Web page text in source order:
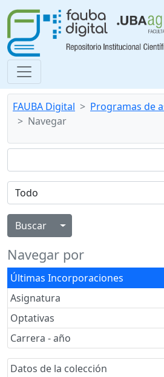
FAUBA Digital
Programas de
Navegar
Alternar menú
Navegar por
Últimas Incorporaciones
Asignatura
Optativas
Carrera - año
Datos de la colección